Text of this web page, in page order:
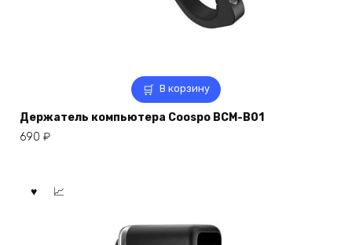
В корзину
Держатель компьютера Coospo BCM-B01
690 ₽